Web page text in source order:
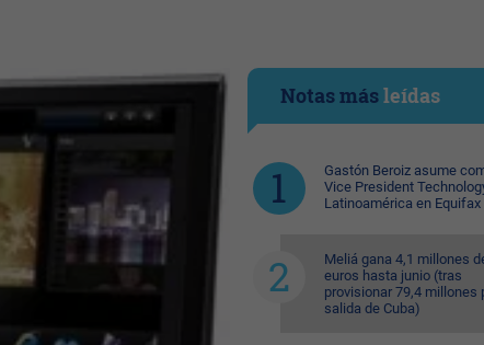
Notas másleídas
Gastón Beroiz asume
Vice President
Latinoamérica en Equifax
Meliá gana 4,1 millones
euros hasta junio (tras
provisionar 79,4 millones
salida de Cuba)